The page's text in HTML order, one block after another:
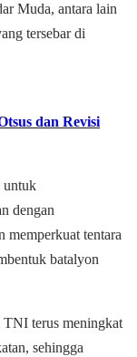
Muda, antara lain
tersebar di
dan Revisi
untuk
dengan
memperkuat tentara
batalyon
TNI terus meningkat
sehingga